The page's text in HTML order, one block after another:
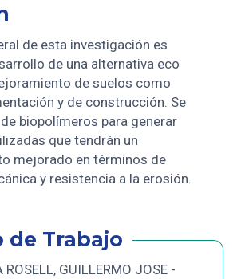
de esta investigación es
de una alternativa eco
de suelos como
y de construcción. Se
biopolímeros para generar
que tendrán un
mejorado en términos de
y resistencia a la erosión.
de Trabajo
ROSELL, GUILLERMO JOSE -